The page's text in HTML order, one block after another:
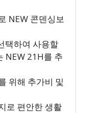
NEW 콘덴싱보
택하여 사용할
NEW 21H를 추
위해 추가비 및
로 편안한 생활